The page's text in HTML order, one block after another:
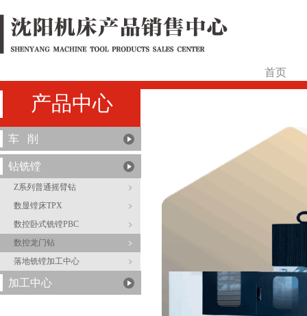
首页
产品中心
车 削
钻铣镗
Z系列普通摇臂钻
数显镗床TPX
数控卧式铣镗PBC
数控龙门钻
落地铣镗加工中心
加工中心